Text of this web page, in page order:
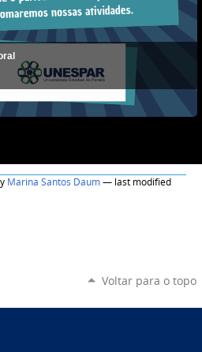
Marina Santos Daum— last modified
Voltar para o topo